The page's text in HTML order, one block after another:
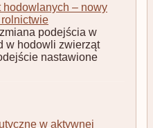
hodowlanych – nowy
podejścia w
w hodowli zwierząt
nastawione
w aktywnej